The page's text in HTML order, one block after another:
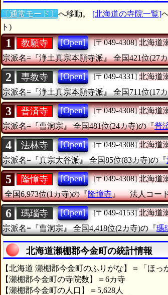
〔通常モード〕 へ移動。 [北海道の寺院一覧]
ト)
1 教願寺 [Open] [〒049-4308] 北海道
宗派名=『浄土真宗本願寺派』 全国421位(27
2 専教寺 [Open] [〒049-4331] 北海道
宗派名=『浄土真宗本願寺派』
全国711位(17
3 普済寺 [Open] [〒049-4308] 北海道
宗派名=『曹洞宗』 全国481位(24カ寺)の『普
4 法林寺 [Open] [〒049-4308] 北海道
宗派名=『真宗大谷派』
全国85位(83カ寺)の『
5 隆憧寺 [Open] [〒049-4308] 北海道
全国6,973位(1カ寺)の『隆憧寺』 法人コー
6 瑪瑙寺 [Open] [〒049-4153] 北海道
宗派名=『曹洞宗』
全国4,418位(2カ寺)の『瑪
北海道瀬棚郡今金町の統計情報
【北海道 瀬棚郡今金町のふりがな】＝「ほっ
【瀬棚郡今金町の寺院数】＝6カ寺
【瀬棚郡今金町の人口】＝5,628人